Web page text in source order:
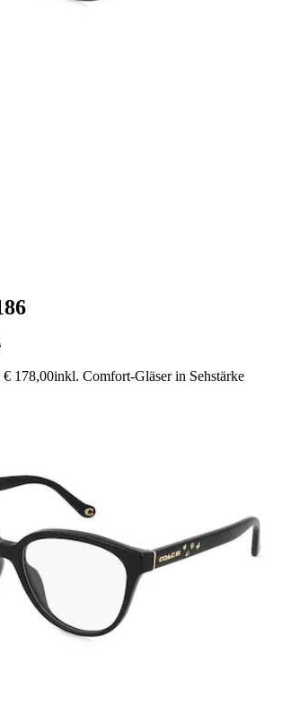
€ 178,00inkl. Comfort-Gläser in Sehstärke